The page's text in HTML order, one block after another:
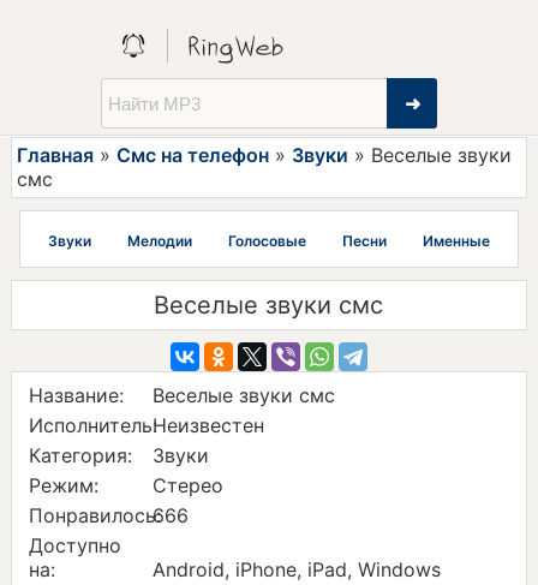
➜
Главная »Смс на телефон » Звуки » Веселые звуки
смс
Звуки Мелодии Голосовые Песни Именные
Веселые звуки смс
Название:
Веселые звуки смс
Исполнитель:Неизвестен
Категория:
Звуки
Режим:
Стерео
Понравилось:666
Доступно
на:
Android, iPhone, iPad, Windows